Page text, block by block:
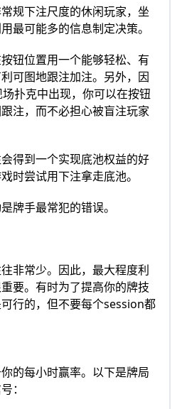
规下注尺度的休闲玩家，坐
最可能多的信息制定决策。
钮位置用一个能够轻松、有
可图地跟注加注。另外，因
扑克中出现，你可以在按钮
注，而不必担心被盲注玩家
得到一个实现底池权益的好
时尝试用下注拿走底池。
牌手最常犯的错误。
非常少。因此，最大程度利
要。有时为了提高你的牌技
行的，但不要每个session都
的每小时赢率。以下是牌局
：